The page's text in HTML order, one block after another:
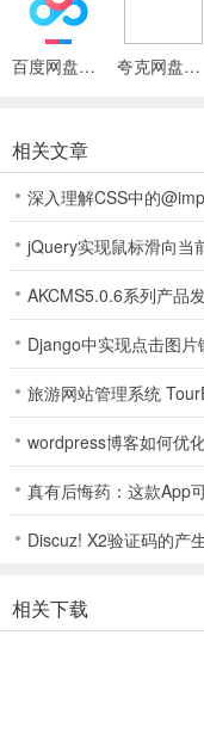
更新日志
提高了登录过程的稳定性。
百度网盘绿色免安装Pc电脑版 夸克网盘官方正式版
相关文章
深入理解CSS中的
jQuery实现鼠标滑向当
AKCMS5.0.6系列产品
Django中实现点击图
旅游网站管理系统
wordpress博客如何优
真有后悔药：这款App
Discuz! X2验证码的产
相关下载